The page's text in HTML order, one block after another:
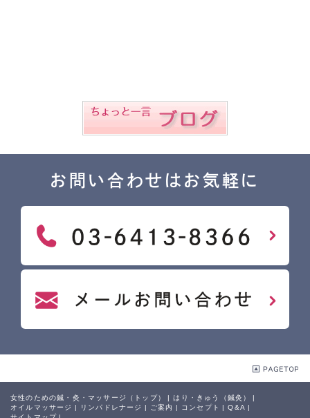
お問い合わせはお気軽に
女性のための鍼・灸・マッサージ（トップ） はり・きゅう（鍼灸）
オイルマッサージ
リンパドレナージ ご案内 コンセプト Q&A